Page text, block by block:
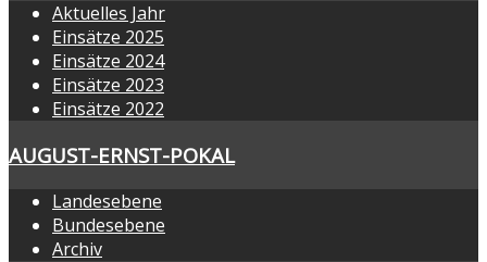
Aktuelles Jahr
Einsätze 2025
Einsätze 2024
Einsätze 2023
Einsätze 2022
AUGUST-ERNST-POKAL
Landesebene
Bundesebene
Archiv